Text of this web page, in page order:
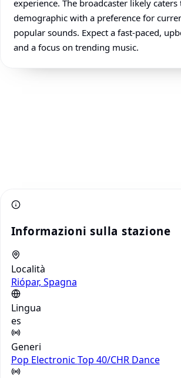
experience. The broadcaster likely
demographic with a preference for
popular sounds. Expect a fast-paced,
and a focus on trending music.
Informazioni sulla stazione
Località
Riópar, Spagna
Lingua
es
Generi
Pop Electronic Top 40/CHR Dance